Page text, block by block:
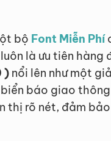
bộ Font Miễn Phí
là ưu tiên hàng
) nổi lên như một
báo giao
thị rõ nét, đảm